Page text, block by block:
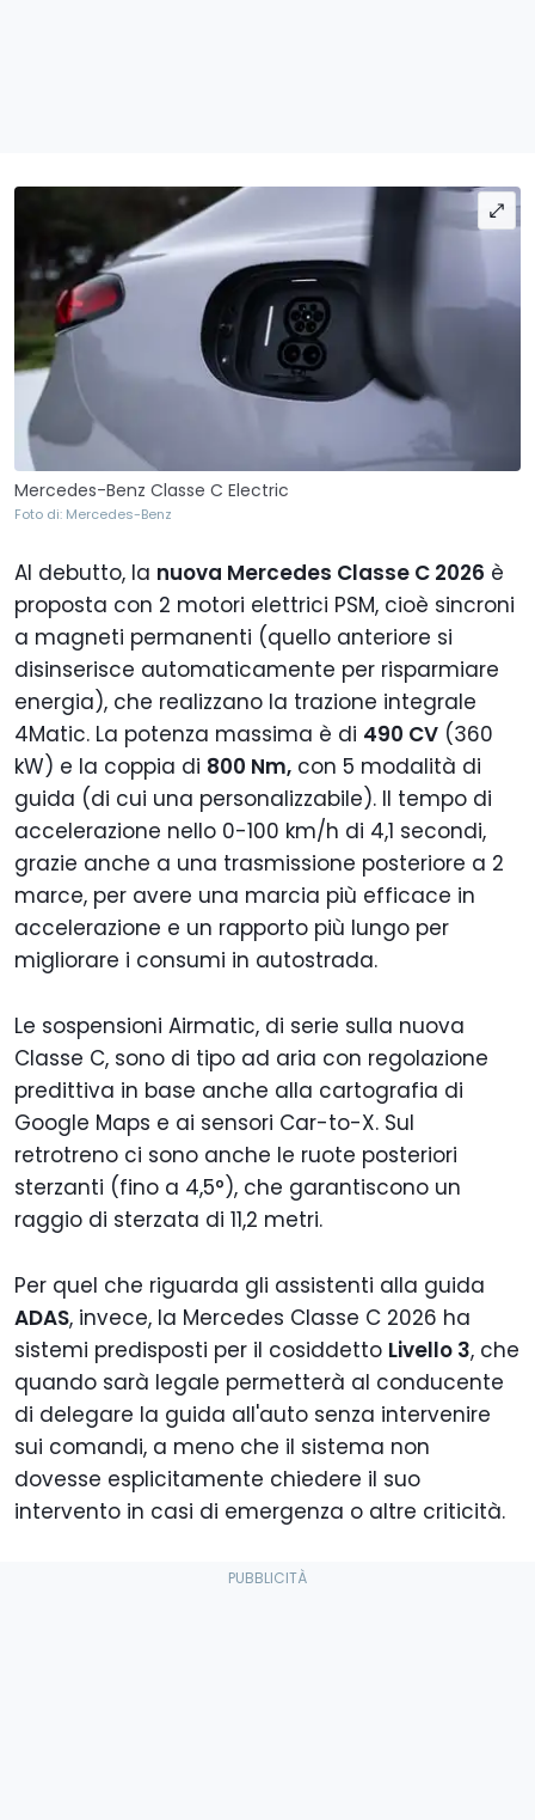
Mercedes-Benz Classe C Electric
Foto di: Mercedes-Benz
Al debutto, la nuova Mercedes Classe C 2026 è
proposta con 2 motori elettrici PSM, cioè sincroni
a magneti permanenti (quello anteriore si
disinserisce automaticamente per risparmiare
energia), che realizzano la trazione integrale
4Matic. La potenza massima è di 490 CV (360
kW) e la coppia di 800 Nm, con 5 modalità di
guida (di cui una personalizzabile). Il tempo di
accelerazione nello 0-100 km/h di 4,1 secondi,
grazie anche a una trasmissione posteriore a 2
marce, per avere una marcia più efficace in
accelerazione e un rapporto più lungo per
migliorare i consumi in autostrada.
Le sospensioni Airmatic, di serie sulla nuova
Classe C, sono di tipo ad aria con regolazione
predittiva in base anche alla cartografia di
Google Maps e ai sensori Car-to-X. Sul
retrotreno ci sono anche le ruote posteriori
sterzanti (fino a 4,5°), che garantiscono un
raggio di sterzata di 11,2 metri.
Per quel che riguarda gli assistenti alla guida
ADAS, invece, la Mercedes Classe C 2026 ha
sistemi predisposti per il cosiddetto Livello 3, che
quando sarà legale permetterà al conducente
di delegare la guida all'auto senza intervenire
sui comandi, a meno che il sistema non
dovesse esplicitamente chiedere il suo
intervento in casi di emergenza o altre criticità.